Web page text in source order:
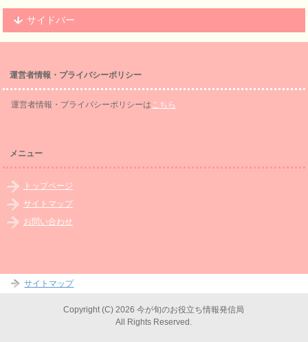
サイドバー
運営者情報・プライバシーポリシー
運営者情報・プライバシーポリシーは こちら
メニュー
トップページ
サイトマップ
お問い合わせ
サイトマップ
Copyright (C) 2026 今が旬のお役立ち情報発信局
All Rights Reserved.